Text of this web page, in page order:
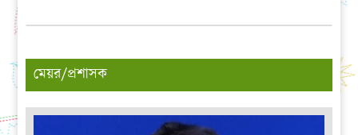
মেয়র/প্রশাসক